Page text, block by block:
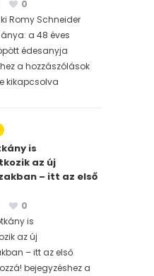
0
Romy Schneider
a 48 éves
édesanyja
a hozzászólások
kikapcsolva
is
az új
– itt az első
0
is
az új
– itt az első
bejegyzéshez a